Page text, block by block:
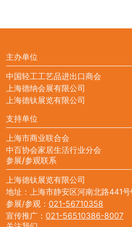
主办单位
中国轻工工艺品进出口商会
上海德纳会展有限公司
上海德钛展览有限公司
支持单位
上海市商业联合会
中百协会家居生活行业分会
参展/参观联系
上海德钛展览有限公司
地址：上海市静安区河南北路441
参展/参观： 021-56710358
宣传推广： 021-56510386-8007